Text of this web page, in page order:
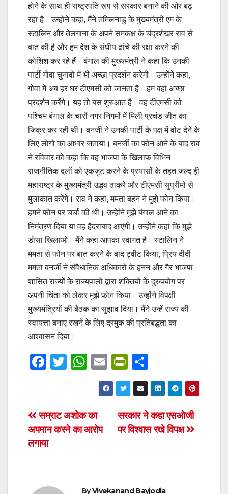
होने के साथ ही राष्ट्रपति रूप से सरकार बनाने की ओर बढ़
रहा है। उन्होंने कहा, मैंने तमिलनाडु के मुख्यमंत्री एम के
स्टालिन और तेलंगाना के अपने समकक्ष के चंद्रशेखर राव से
बात की है और हम देश के संघीय ढांचे की रक्षा करने की
कोशिश कर रहे हैं। बंगाल की मुख्यमंत्री ने कहा कि उनकी
पार्टी गोवा चुनावों में भी अच्छा प्रदर्शन करेगी। उन्होंने कहा,
गोवा में अब हर घर टीएमसी को जानता है। हम वहां अच्छा
प्रदर्शन करेंगे। यह तो बस शुरुआत है। वह टीएमसी को
पश्चिम बंगाल के चारों नगर निगमों में मिली प्रचंड जीत का
जिक्र कर रही थी। बनर्जी ने उनकी पार्टी के पक्ष में वोट देने के
लिए लोगों का आभार जताया। बनर्जी का फोन आने के बाद राव
ने रविवार को कहा कि वह भाजपा के खिलाफ विभिन
राजनीतिक दलों को एकजुट करने के प्रयासों के तहत जल्द ही
महाराष्ट्र के मुख्यमंत्री उद्धव ठाकरे और टीएमसी सुप्रीमो से
मुलाकात करेंगे। राव ने कहा, ममता बहन ने मुझे फोन किया।
हमने फोन पर चर्चा की थी। उन्हेांने मुझे बंगाल आने का
निमंत्रण दिया या वह हैदराबाद आएंगी। उन्होंने कहा कि मुझे
डोसा खिलाओ। मैंने कहा आपका स्वागत है। स्टालिन ने
ममता से फोन पर बात करने के बाद ट्वीट किया, प्रिय दीदी
ममता बनर्जी ने संवैधानिक अधिकारों के हनन और गैर भाजपा
शासित राज्यों के राज्यपालों द्वारा शक्तियों के दुरुपयोग पर
अपनी चिंता को लेकर मुझे फोन किया। उन्होंने विपक्षी
मुख्यमंत्रियों की बैठक का सुझाव दिया। मैंने उन्हें राज्य की
स्वायत्ता बनाए रखने के लिए द्रमुक की प्रतिबद्धता का
आश्वासन दिया।
F
e
b
o
T
er
W
at
s
A
E
m
ail
Pr
in
tF
ri
e
h
ar
e
Post
navigation
सरकार ने कहा एसओजी
पर विश्वास रखे विपक्ष
सम्राट अशोक का
अपमान करने का आरोप
लगाया
ByVivekanand Bayjodia